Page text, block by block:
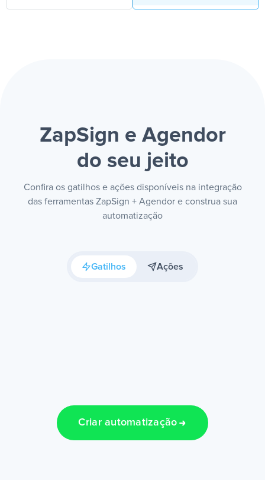
ZapSign e Agendor
do seu jeito
Confira os gatilhos e ações disponíveis na integração
das ferramentas ZapSign + Agendor e construa sua
automatização
Gatilhos Ações
Criar automatização